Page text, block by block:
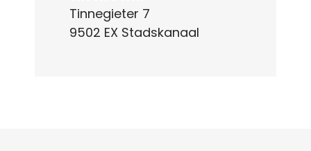
Tinnegieter 7
9502 EX Stadskanaal